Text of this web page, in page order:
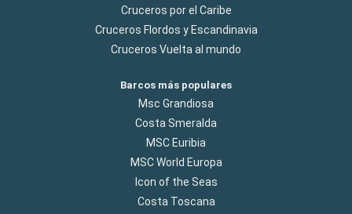
Cruceros por el Caribe
Cruceros Flordos y Escandinavia
Cruceros Vuelta al mundo
Barcos más populares
Msc Grandiosa
Costa Smeralda
MSC Euribia
MSC World Europa
Icon of the Seas
Costa Toscana